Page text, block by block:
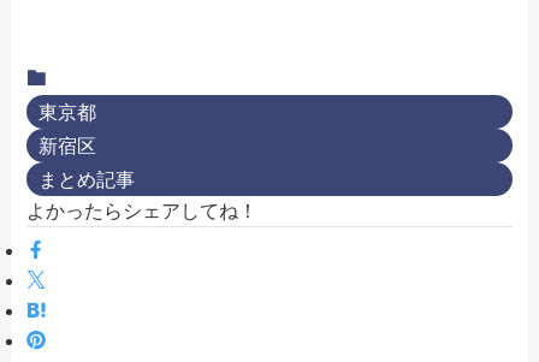
東京都
新宿区
まとめ記事
よかったらシェアしてね！